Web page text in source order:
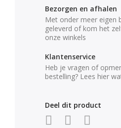
Bezorgen en afhalen
Met onder meer eigen
geleverd of kom het
onze winkels
Klantenservice
Heb je vragen of
bestelling? Lees hier
Deel dit product